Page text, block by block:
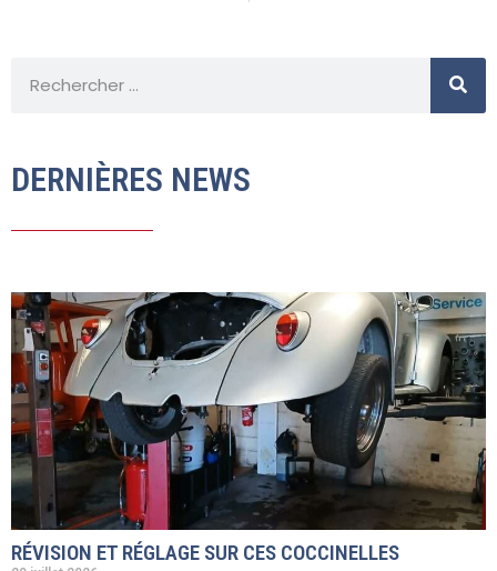
DERNIÈRES NEWS
RÉVISION ET RÉGLAGE SUR CES COCCINELLES